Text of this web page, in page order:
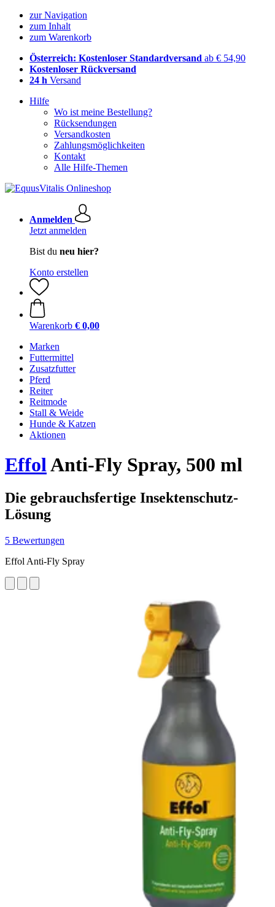
zur Navigation
zum Inhalt
zum Warenkorb
Österreich: Kostenloser Standardversand ab € 54,90
Kostenloser Rückversand
24 h Versand
Hilfe
Wo ist meine Bestellung?
Rücksendungen
Versandkosten
Zahlungsmöglichkeiten
Kontakt
Alle Hilfe-Themen
Anmelden
Jetzt anmelden
Bist du neu hier?
Konto erstellen
Warenkorb € 0,00
Marken
Futtermittel
Zusatzfutter
Pferd
Reiter
Reitmode
Stall & Weide
Hunde & Katzen
Aktionen
EffolAnti-Fly Spray, 500 ml
Die gebrauchsfertige Insektenschutz-
Lösung
5 Bewertungen
Effol Anti-Fly Spray